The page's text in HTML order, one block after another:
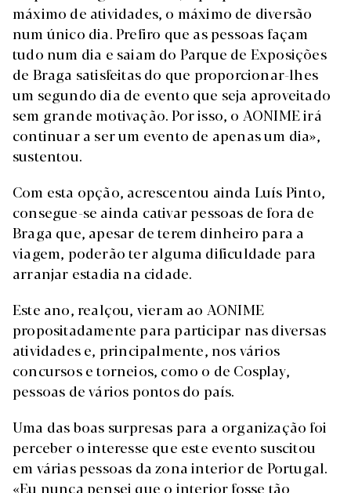
máximo de atividades, o máximo de diversão
num único dia. Prefiro que as pessoas façam
tudo num dia e saiam do Parque de Exposições
de Braga satisfeitas do que proporcionar-lhes
um segundo dia de evento que seja aproveitado
sem grande motivação. Por isso, o AONIME irá
continuar a ser um evento de apenas um dia»,
sustentou.
Com esta opção, acrescentou ainda Luís Pinto,
consegue-se ainda cativar pessoas de fora de
Braga que, apesar de terem dinheiro para a
viagem, poderão ter alguma dificuldade para
arranjar estadia na cidade.
Este ano, realçou, vieram ao AONIME
propositadamente para participar nas diversas
atividades e, principalmente, nos vários
concursos e torneios, como o de Cosplay,
pessoas de vários pontos do país.
Uma das boas surpresas para a organização foi
perceber o interesse que este evento suscitou
em várias pessoas da zona interior de Portugal.
«Eu nunca pensei que o interior fosse tão